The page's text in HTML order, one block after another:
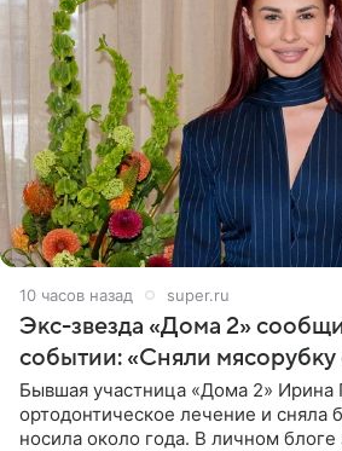
Регистрация
10 часов назад super.ru
Экс-звезда «Дома 2»
событии: «Сняли мясорубку
Бывшая участница «Дома 2» Ирина
ортодонтическое лечение и сняла
носила около года. В личном блоге